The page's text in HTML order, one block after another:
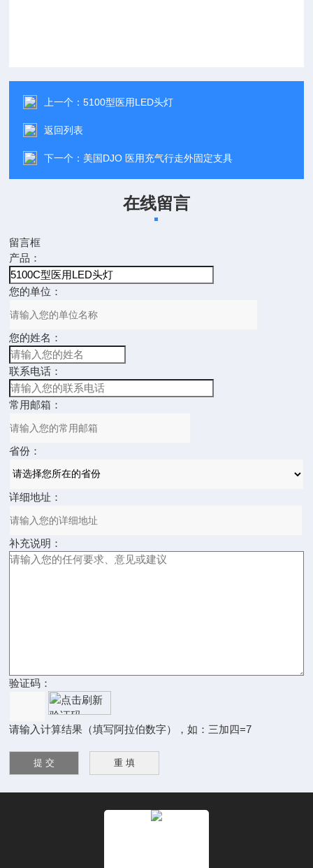
上一个：5100型医用LED头灯
返回列表
下一个： 美国DJO 医用充气行走外固定支具
在线留言
留言框
产品：
您的单位：
您的姓名：
联系电话：
常用邮箱：
省份：
详细地址：
补充说明：
验证码：
请输入计算结果（填写阿拉伯数字），如：三加四=7